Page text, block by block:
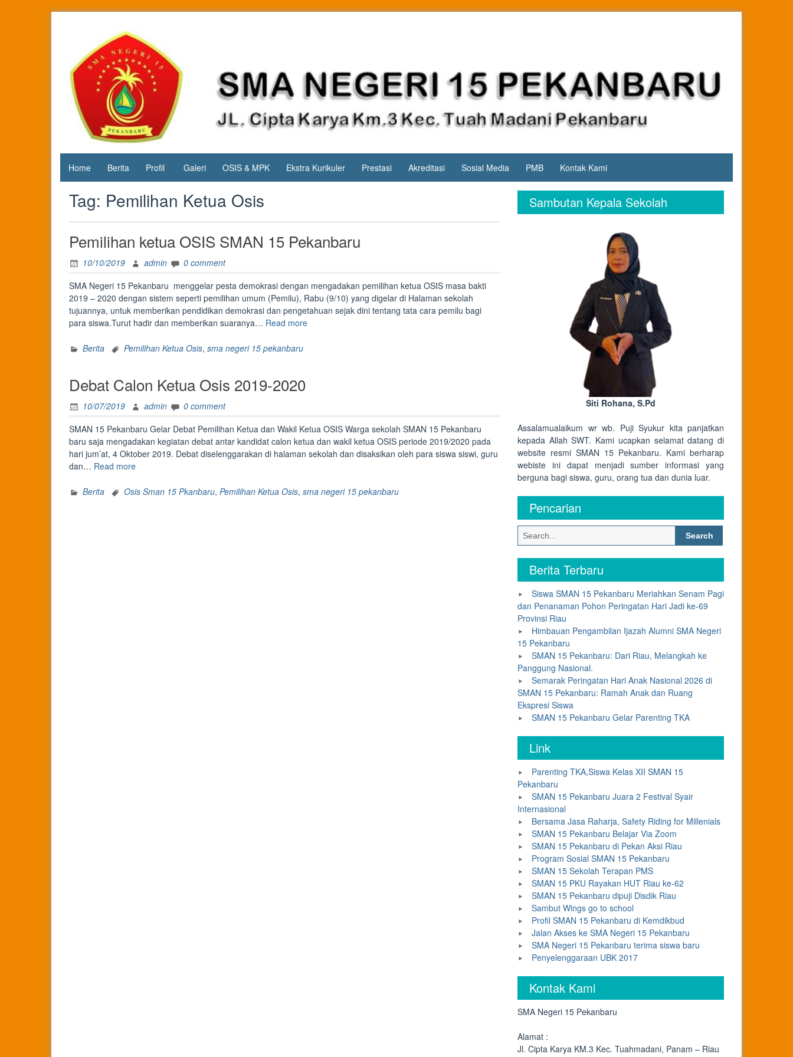
SMA
Negeri 15
Pekanbaru
Jl. Cipta
Karya
KM.3, Kec.
Tuah
Madani,
Kota
Pekanbaru
Home Berita Profil Galeri OSIS & MPK Ekstra Kurikuler Prestasi Akreditasi Sosial Media PMB Kontak Kami
Tag: Pemilihan Ketua Osis
Pemilihan ketua OSIS SMAN 15 Pekanbaru
10/10/2019 admin
0 comment
SMA Negeri 15 Pekanbaru menggelar pesta demokrasi dengan mengadakan pemilihan ketua OSIS masa bakti
2019 – 2020 dengan sistem seperti pemilihan umum (Pemilu), Rabu (9/10) yang digelar di Halaman sekolah
tujuannya, untuk memberikan pendidikan demokrasi dan pengetahuan sejak dini tentang tata cara pemilu bagi
para siswa.Turut hadir dan memberikan suaranya… Read more“Pemilihan
Berita Pemilihan Ketua Osis, sma negeri 15 pekanbaru
Debat Calon Ketua Osis 2019-2020
10/07/2019 admin
0 comment
SMAN 15 Pekanbaru Gelar Debat Pemilihan Ketua dan Wakil Ketua OSIS Warga sekolah SMAN 15 Pekanbaru
baru saja mengadakan kegiatan debat antar kandidat calon ketua dan wakil ketua OSIS periode 2019/2020 pada
hari jum’at, 4 Oktober 2019. Debat diselenggarakan di halaman sekolah dan disaksikan oleh para siswa siswi, guru
dan… Read more“Debat
Ketua
Berita Osis Sman 15 Pkanbaru, Pemilihan Ketua Osis, sma negeri 15 pekanbaru
Sambutan Kepala Sekolah
Siti Rohana, S.Pd
Assalamualaikum wr wb. Puji Syukur kita panjatkan
kepada Allah SWT. Kami ucapkan selamat datang di
website resmi SMAN 15 Pekanbaru. Kami berharap
webiste ini dapat menjadi sumber informasi yang
berguna bagi siswa, guru, orang tua dan dunia luar.
Pencarian
Search
for:
Berita Terbaru
Siswa SMAN 15 Pekanbaru Meriahkan Senam Pagi
dan Penanaman Pohon Peringatan Hari Jadi ke-69
Provinsi Riau
Himbauan Pengambilan Ijazah Alumni SMA Negeri
15 Pekanbaru
SMAN 15 Pekanbaru: Dari Riau, Melangkah ke
Panggung Nasional.
Semarak Peringatan Hari Anak Nasional 2026 di
SMAN 15 Pekanbaru: Ramah Anak dan Ruang
Ekspresi Siswa
SMAN 15 Pekanbaru Gelar Parenting TKA
Link
Parenting TKA,Siswa Kelas XII SMAN 15
Pekanbaru
SMAN 15 Pekanbaru Juara 2 Festival Syair
Internasional
Bersama Jasa Raharja, Safety Riding for Millenials
SMAN 15 Pekanbaru Belajar Via Zoom
SMAN 15 Pekanbaru di Pekan Aksi Riau
Program Sosial SMAN 15 Pekanbaru
SMAN 15 Sekolah Terapan PMS
SMAN 15 PKU Rayakan HUT Riau ke-62
SMAN 15 Pekanbaru dipuji Disdik Riau
Sambut Wings go to school
Profil SMAN 15 Pekanbaru di Kemdikbud
Jalan Akses ke SMA Negeri 15 Pekanbaru
SMA Negeri 15 Pekanbaru terima siswa baru
Penyelenggaraan UBK 2017
Kontak Kami
SMA Negeri 15 Pekanbaru
Alamat :
Jl. Cipta Karya KM.3 Kec. Tuahmadani, Panam – Riau